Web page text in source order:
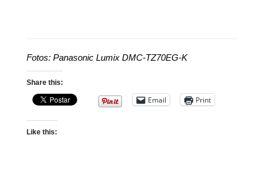
Fotos: Panasonic Lumix DMC-TZ70EG-K
Share this:
Email Print
Like this: